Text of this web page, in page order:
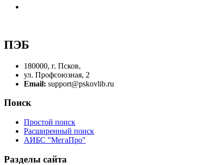
ПЭБ
180000, г. Псков,
ул. Профсоюзная, 2
Email: support@pskovlib.ru
Поиск
Простой поиск
Расширенный поиск
АИБС "МегаПро"
Разделы сайта